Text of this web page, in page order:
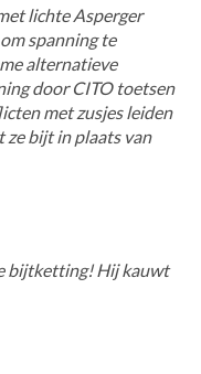
lichte Asperger
spanning te
alternatieve
door CITO toetsen
met zusjes leiden
bijt in plaats van
bijtketting! Hij kauwt